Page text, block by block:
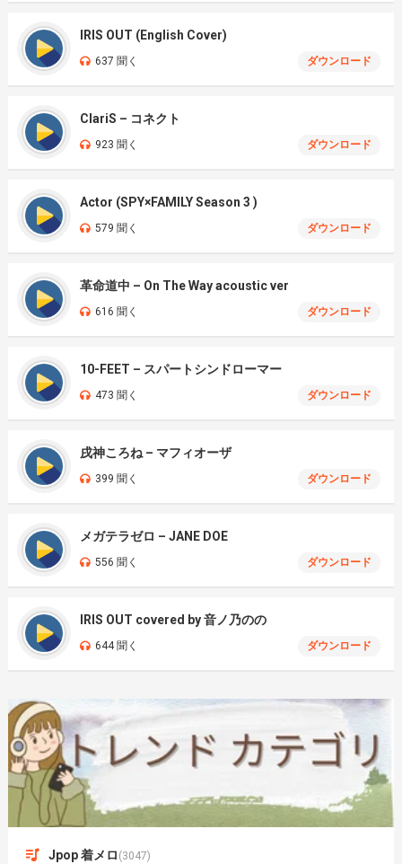
IRIS OUT (English Cover)
637 聞く ダウンロード
ClariS – コネクト
923 聞く ダウンロード
Actor (SPY×FAMILY Season 3 )
579 聞く ダウンロード
革命道中 – On The Way acoustic ver
616 聞く ダウンロード
10-FEET – スパートシンドローマー
473 聞く ダウンロード
戌神ころね – マフィオーザ
399 聞く ダウンロード
メガテラゼロ – JANE DOE
556 聞く ダウンロード
IRIS OUT covered by 音ノ乃のの
644 聞く ダウンロード
Jpop 着メロ (3047)